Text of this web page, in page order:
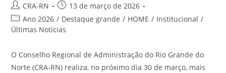
Autor
do
post:
CRA-RN
Post
publicado:
13 de março de 2026
Categoria
do
Ano 2026 / Destaque grande / HOME / Institucional /
Últimas Notícias
O Conselho Regional de Administração do Rio Grande do
Norte (CRA-RN) realiza, no próximo dia 30 de março, mais